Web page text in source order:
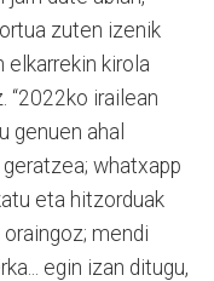
zuten izenik
elkarrekin kirola
“2022ko irailean
genuen ahal
whatxapp
eta hitzorduak
mendi
egin izan ditugu,